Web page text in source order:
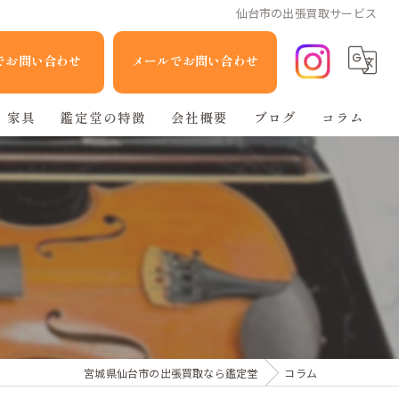
仙台市の出張買取サービス
問い合わせ メールでお問い合わせ
家具 鑑定堂の特徴
家電
人形
会社概要 ブログ コラム
宮城県仙台市の出張買取なら鑑定堂 コラム